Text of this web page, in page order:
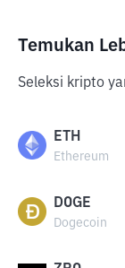
Temukan
Seleksi kripto
ETH
Ethereum
DOGE
Dogecoin